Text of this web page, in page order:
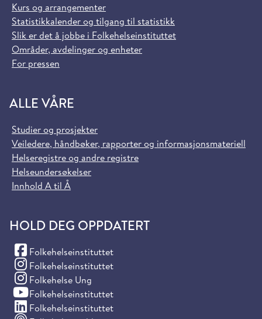
Kurs og arrangementer
Statistikkalender og tilgang til statistikk
Slik er det å jobbe i Folkehelseinstituttet
Områder, avdelinger og enheter
For pressen
ALLE VÅRE
Studier og prosjekter
Veiledere, håndbøker, rapporter og informasjonsmateriell
Helseregistre og andre registre
Helseundersøkelser
Innhold A til Å
HOLD DEG OPPDATERT
Folkehelseinstituttet
(Facebook)
Folkehelseinstituttet
(Instagram)
Folkehelse Ung
(Instagram)
Folkehelseinstituttet
(YouTube)
Folkehelseinstituttet
(LinkedIn)